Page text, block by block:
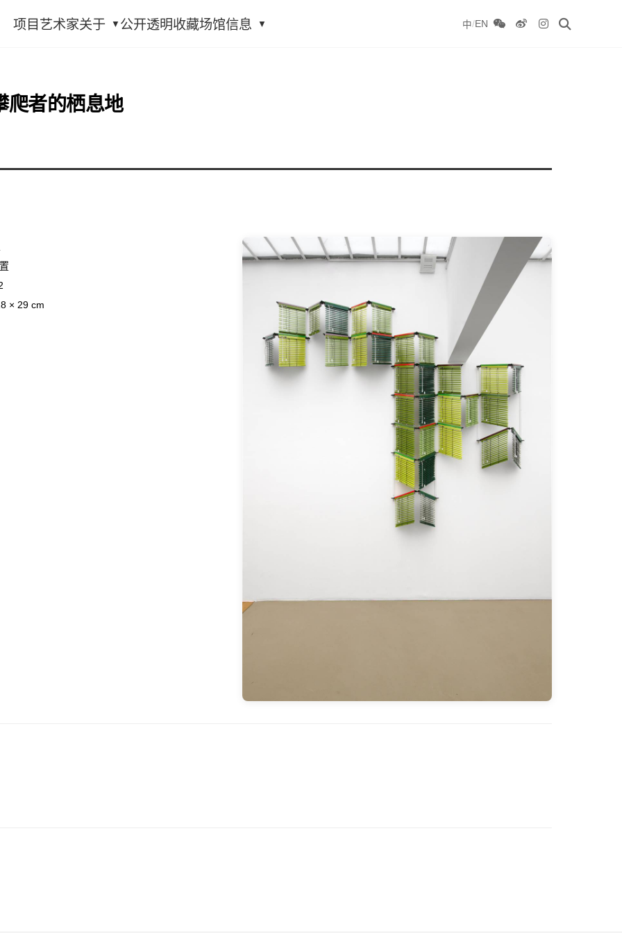
项目 艺术家关于 公开透明收藏场馆信息 中/EN
爬者的栖息地
× 29 cm